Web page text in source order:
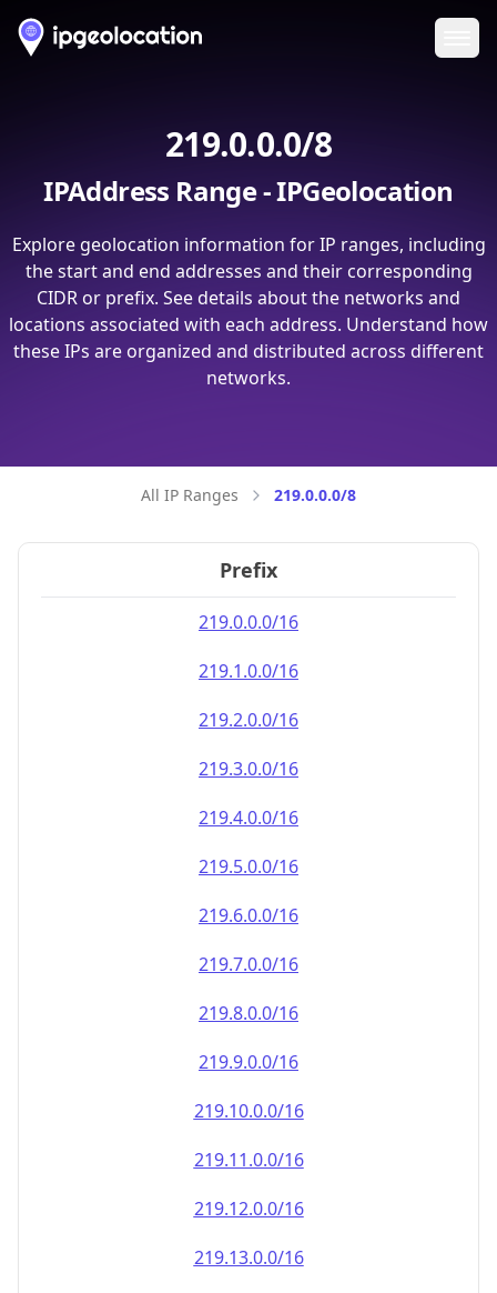
219.0.0.0/8
IPAddress Range - IPGeolocation
Explore geolocation information for IP ranges, including
the start and end addresses and their corresponding
CIDR or prefix. See details about the networks and
locations associated with each address. Understand how
these IPs are organized and distributed across different
networks.
All IP Ranges 219.0.0.0/8
Prefix
219.0.0.0/16
219.1.0.0/16
219.2.0.0/16
219.3.0.0/16
219.4.0.0/16
219.5.0.0/16
219.6.0.0/16
219.7.0.0/16
219.8.0.0/16
219.9.0.0/16
219.10.0.0/16
219.11.0.0/16
219.12.0.0/16
219.13.0.0/16